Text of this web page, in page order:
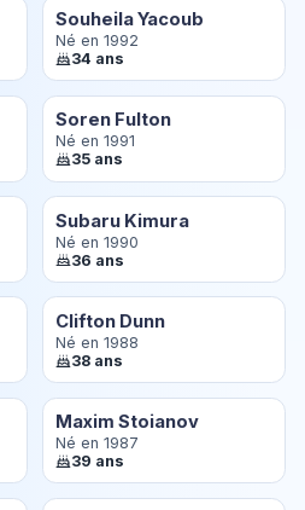
Souheila Yacoub
Né en 1992
34 ans
Soren Fulton
Né en 1991
35 ans
Subaru Kimura
Né en 1990
36 ans
Clifton Dunn
Né en 1988
38 ans
Maxim Stoianov
Né en 1987
39 ans